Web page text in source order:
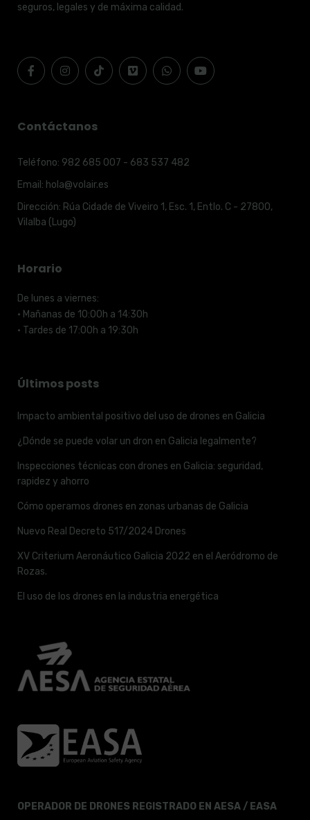
seguros, legales y de máxima calidad.
Contáctanos
Teléfono: 982 685 007 - 683 537 482
Email: hola@volair.es
Dirección: Rúa Cidade de Viveiro 1, Esc. 1, Entlo. C - 27800,
Vilalba (Lugo)
Horario
De lunes a viernes:
· Mañanas de 10:00h a 14:30h
· Tardes de 17:00h a 19:30h
Últimos posts
Impacto ambiental positivo del uso de drones en Galicia
¿Dónde se puede volar un dron en Galicia legalmente?
Inspecciones técnicas con drones en Galicia: seguridad,
rapidez y ahorro
Cómo operamos drones en zonas urbanas de Galicia
Nuevo Real Decreto 517/2024 Drones
XV Criterium Aeronáutico Galicia 2022 en el Aeródromo de
Rozas.
El uso de los drones en la industria energética
OPERADOR DE DRONES REGISTRADO EN AESA / EASA